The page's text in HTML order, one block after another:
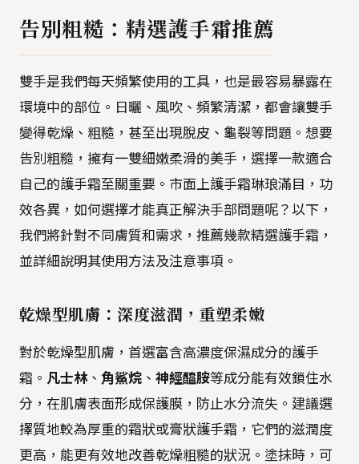
告別粗糙：精選護手霜推薦
雙手是我們每天頻繁使用的工具，也是最容易暴露在
環境中的部位。日曬、風吹、頻繁清潔，都會讓雙手
變得乾燥、粗糙，甚至出現脫皮、龜裂等問題。想要
告別粗糙，擁有一雙細嫩柔滑的美手，選擇一款適合
自己的護手霜至關重要。市面上護手霜琳琅滿目，功
效各異，如何選擇才能真正解決手部問題呢？以下，
我們將針對不同膚質和需求，推薦幾款精選護手霜，
並詳細說明其使用方法及注意事項。
乾燥型肌膚：深度滋潤，重塑柔嫩
對於乾燥型肌膚，首選富含高濃度保濕成分的護手
霜。 凡士林、 角鯊烷 、 神經醯胺等成分能有效鎖住水
分，在肌膚表面形成保護膜，防止水分流失。建議選
擇質地較為厚重的霜狀或膏狀護手霜，它們的滋潤度
更高，能更有效地改善乾燥粗糙的狀況。塗抹時，可